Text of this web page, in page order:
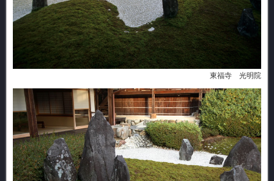
東福寺 光明院